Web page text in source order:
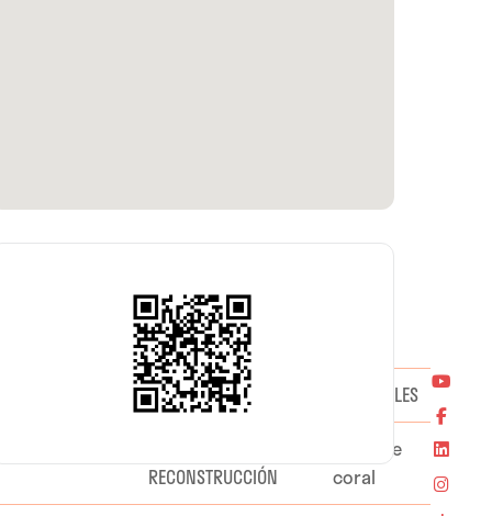
TITULO
MATERIALES
RECONSTRUCCIÓN
Anillo de
coral